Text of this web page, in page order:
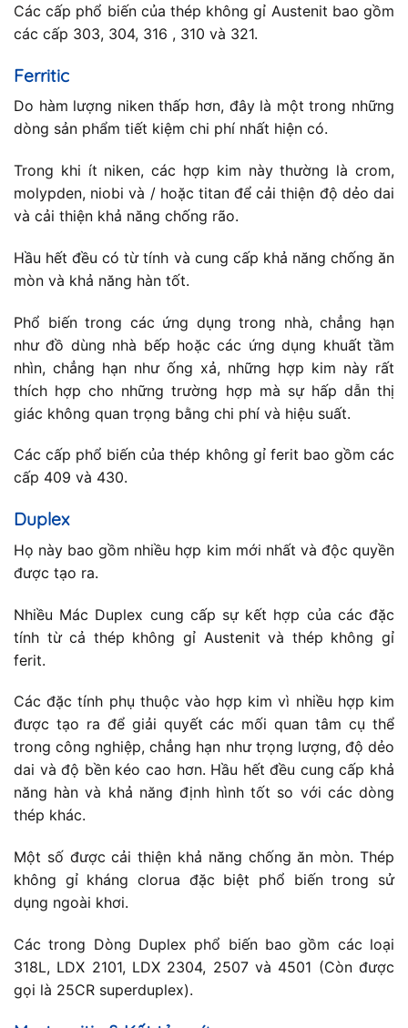
Các cấp phổ biến của thép không gỉ Austenit bao gồm
các cấp 303, 304, 316 , 310 và 321.
Ferritic
Do hàm lượng niken thấp hơn, đây là một trong những
dòng sản phẩm tiết kiệm chi phí nhất hiện có.
Trong khi ít niken, các hợp kim này thường là crom,
molypden, niobi và / hoặc titan để cải thiện độ dẻo dai
và cải thiện khả năng chống rão.
Hầu hết đều có từ tính và cung cấp khả năng chống ăn
mòn và khả năng hàn tốt.
Phổ biến trong các ứng dụng trong nhà, chẳng hạn
như đồ dùng nhà bếp hoặc các ứng dụng khuất tầm
nhìn, chẳng hạn như ống xả, những hợp kim này rất
thích hợp cho những trường hợp mà sự hấp dẫn thị
giác không quan trọng bằng chi phí và hiệu suất.
Các cấp phổ biến của thép không gỉ ferit bao gồm các
cấp 409 và 430.
Duplex
Họ này bao gồm nhiều hợp kim mới nhất và độc quyền
được tạo ra.
Nhiều Mác Duplex cung cấp sự kết hợp của các đặc
tính từ cả thép không gỉ Austenit và thép không gỉ
ferit.
Các đặc tính phụ thuộc vào hợp kim vì nhiều hợp kim
được tạo ra để giải quyết các mối quan tâm cụ thể
trong công nghiệp, chẳng hạn như trọng lượng, độ dẻo
dai và độ bền kéo cao hơn. Hầu hết đều cung cấp khả
năng hàn và khả năng định hình tốt so với các dòng
thép khác.
Một số được cải thiện khả năng chống ăn mòn. Thép
không gỉ kháng clorua đặc biệt phổ biến trong sử
dụng ngoài khơi.
Các trong Dòng Duplex phổ biến bao gồm các loại
318L, LDX 2101, LDX 2304, 2507 và 4501 (Còn được
gọi là 25CR superduplex).